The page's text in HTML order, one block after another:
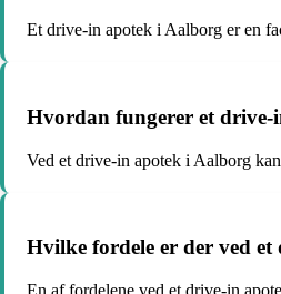
Et drive-in apotek i Aalborg er en
Hvordan fungerer et
Ved et drive-in apotek i Aalborg
Hvilke fordele er der ved
En af fordelene ved et drive-in